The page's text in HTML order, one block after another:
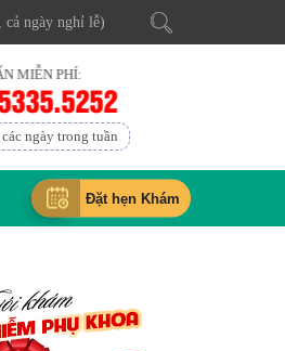
cả ngày nghỉ lễ)
MIỄN PHÍ:
ngày trong tuần
Đặt hẹn Khám